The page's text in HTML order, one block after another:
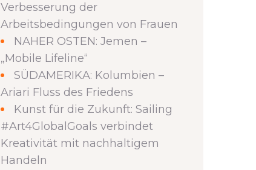
Verbesserung der
Arbeitsbedingungen von Frauen
NAHER OSTEN: Jemen –
„Mobile Lifeline“
SÜDAMERIKA: Kolumbien –
Ariari Fluss des Friedens
Kunst für die Zukunft: Sailing
#Art4GlobalGoals verbindet
Kreativität mit nachhaltigem
Handeln